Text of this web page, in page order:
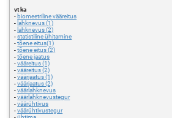
vt ka
- biomeetriline vääreitus
- lahknevus (1)
- lahknevus (2)
-statistiline ühitamine
-tõene eitus(1)
-tõene eitus (2)
-tõene jaatus
-vääreitus (1)
-vääreitus (2)
-väärjaatus (1)
-väärjaatus (2)
-väärlahknevus
-väärlahknevustegur
-väärühtivus
-väärühtivustegur